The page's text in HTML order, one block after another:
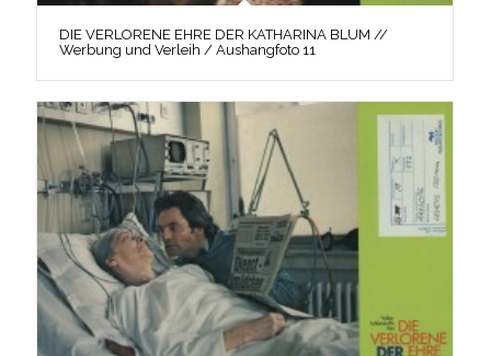
DIE VERLORENE EHRE DER KATHARINA BLUM //
Werbung und Verleih / Aushangfoto 11